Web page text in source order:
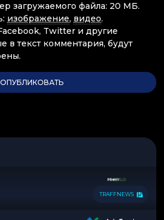
загружаемого файла: 20 МБ.
изображение, видео.
Twitter и другие
в текст комментария, будут
TRAFFNEWS